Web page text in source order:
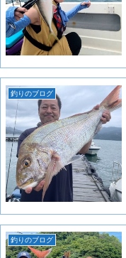
釣りのブログ
釣りのブログ